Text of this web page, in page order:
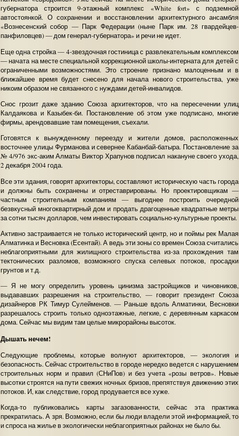
губернатора строится 9-этажный комплекс «White fort» с подземной
автостоянкой. О сохранении и восстановлении архитектурного ансамбля
«Вознесенский собор — Парк Федерации (ныне Парк им. 28 гвардейцев-
панфиловцев) — дом генерал-губернатора» и речи не идет.
Еще одна стройка — 4-звездочная гостиница с развлекательным комплексом
— начата на месте специальной коррекционной школы-интерната для детей с
ограниченными возможностями. Это строение признано малоценным и в
ближайшее время будет снесено для начала нового строительства, уже
никоим образом не связанного с нуждами детей-инвалидов.
Снос грозит даже зданию Союза архитекторов, что на пересечении улиц
Калдаякова и Казыбек-би. Постановление об этом уже подписано, многие
фирмы, арендовавшие там помещения, съехали.
Готовятся к вынужденному переезду и жители домов, расположенных
восточнее улицы Фурманова и севернее Кабанбай-батыра. Постановление за
№ 4/976 экс-аким Алматы Виктор Храпунов подписал накануне своего ухода,
2 декабря 2004 года.
Все эти здания, говорят архитекторы, составляют историческую часть города
и должны быть сохранены и отреставрированы. Но проектировщикам —
частным строительным компаниям — выгоднее построить очередной
безвкусный многоквартирный дом и продать драгоценные квадратные метры
за сотни тысяч долларов, чем инвестировать социально-культурные проекты.
Активно застраивается не только исторический центр, но и поймы рек Малая
Алматинка и Весновка (Есентай). А ведь эти зоны со времен Союза считались
неблагоприятными для жилищного строительства из-за прохождения там
тектонических разломов, возможного спуска селевых потоков, просадки
грунтов и т.д.
— Я не могу определить уровень цинизма застройщиков и чиновников,
выдававших разрешения на строительство, — говорит президент Союза
дизайнеров РК Тимур Сулейменов. — Раньше вдоль Алматинки, Весновки
разрешалось строить только одноэтажные, легкие, с деревянным каркасом
дома. Сейчас мы видим там целые микрорайоны высоток.
Дышать нечем!
Следующие проблемы, которые волнуют архитекторов, — экология и
безопасность. Сейчас строительство в городе нередко ведется с нарушением
строительных норм и правил (СНиПов) и без учета «розы ветров». Новые
высотки строятся на пути свежих ночных бризов, препятствуя движению этих
потоков. И, как следствие, город продувается все хуже.
Когда-то публиковались карты загазованности, сейчас эта практика
прекратилась. А зря. Возможно, если бы люди владели этой информацией, то
и спроса на жилье в экологически неблагоприятных районах не было бы.